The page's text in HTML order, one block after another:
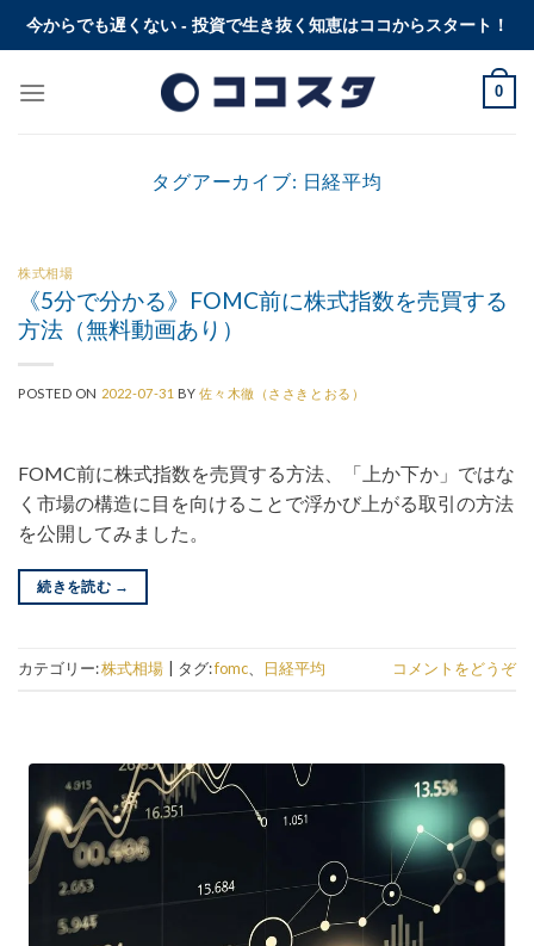
Skip今からでも遅くない - 投資で生き抜く知恵はココからスタート！
0
タグアーカイブ: 日経平均
株式相場
《5分で分かる》FOMC前に株式指数を売買する
方法（無料動画あり）
POSTED ON 2022-07-31 BY佐々木徹（ささきとおる）
FOMC前に株式指数を売買する方法、「上か下か」ではな
く市場の構造に目を向けることで浮かび上がる取引の方法
を公開してみました。
続きを読む →
カテゴリー:株式相場 タグ:fomc 日経平均 コメントをどうぞ